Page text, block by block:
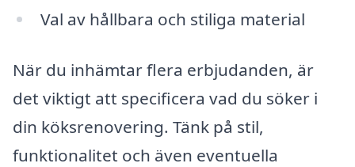
Val av hållbara och stiliga material
När du inhämtar flera erbjudanden, är
det viktigt att specificera vad du söker i
din köksrenovering. Tänk på stil,
funktionalitet och även eventuella